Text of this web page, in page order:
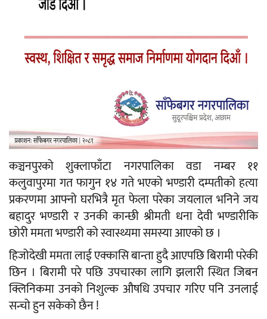
कञ्चनपुरको शुक्लाफाँटा नगरपालिका वडा नम्बर ११
कलुवापुरमा गत फागुन १४ गते भएको भण्डारी दम्पतीको हत्या
प्रकरणमा आफ्नो घरभित्रै मृत फेला परेका जयलाल भनिने जय
बहादुर भण्डारी र उनकी कान्छी श्रीमती धना देवी भण्डारीकि
छोरी ममता भण्डारी को स्वास्थ्यमा समस्या आएको छ ।
हिजोदेखी ममता लाई एक्कासि बान्ता हुदै आएपछि बिरामी परेकी
छिन । बिरामी परे पछि उपचारका लागि झलारी स्थित जिबन
क्लिनिकमा उनको निशुल्क औषधि उपचार गरिए पनि उनलाई
सन्चो हुन सकेको छैन !